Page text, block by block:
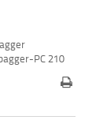
PC 210